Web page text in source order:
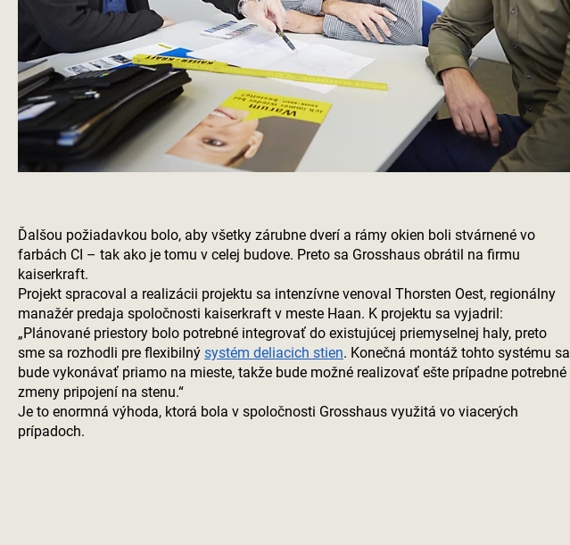
Ďalšou požiadavkou bolo, aby všetky zárubne dverí a rámy okien boli stvárnené vo
farbách CI – tak ako je tomu v celej budove. Preto sa Grosshaus obrátil na firmu
kaiserkraft.
Projekt spracoval a realizácii projektu sa intenzívne venoval Thorsten Oest, regionálny
manažér predaja spoločnosti kaiserkraft v meste Haan. K projektu sa vyjadril:
„Plánované priestory bolo potrebné integrovať do existujúcej priemyselnej haly, preto
sme sa rozhodli pre flexibilný systém deliacich stien. Konečná montáž tohto systému sa
bude vykonávať priamo na mieste, takže bude možné realizovať ešte prípadne potrebné
zmeny pripojení na stenu.“
Je to enormná výhoda, ktorá bola v spoločnosti Grosshaus využitá vo viacerých
prípadoch.